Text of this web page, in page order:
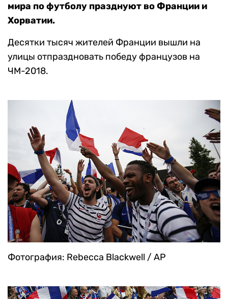
мира по футболу празднуют во Франции и
Хорватии.
Десятки тысяч жителей Франции вышли на
улицы отпраздновать победу французов на
ЧМ-2018.
Фотография: Rebecca Blackwell / AP